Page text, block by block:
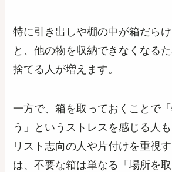
特に引き出しや棚の中が箱だら
と、他の物を収納できなくなる
捨てる人が増えます。
一方で、箱を取っておくことで
う」というストレスを感じる人
リスト志向の人や片付けを重視
は、不要な箱は単なる「場所を